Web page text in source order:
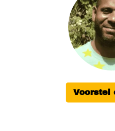
Voorstel